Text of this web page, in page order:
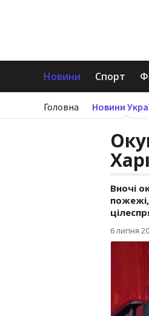
Новини Спорт
Головна Новини
Вночі
6 липня